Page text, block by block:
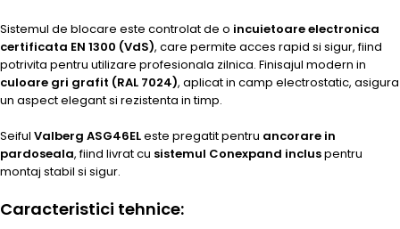
Sistemul de blocare este controlat de o incuietoare electronica
certificata EN 1300 (VdS), care permite acces rapid si sigur, fiind
potrivita pentru utilizare profesionala zilnica. Finisajul modern in
culoare gri grafit (RAL 7024), aplicat in camp electrostatic, asigura
un aspect elegant si rezistenta in timp.
Seiful Valberg ASG46ELeste pregatit pentru ancorare in
pardoseala, fiind livrat cu sistemul Conexpand incluspentru
montaj stabil si sigur.
Caracteristici tehnice: